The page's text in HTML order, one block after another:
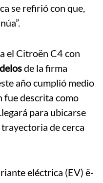
se refirió con que,
el Citroën C4 con
de la firma
año cumplió medio
fue descrita como
para ubicarse
de cerca
eléctrica (EV) ë-